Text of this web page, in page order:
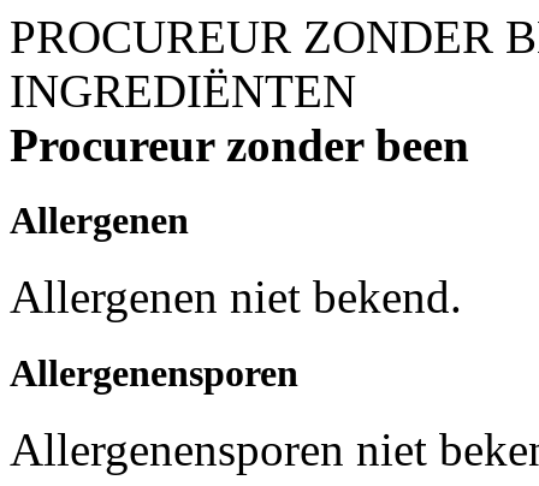
PROCUREUR ZONDER
INGREDIËNTEN
Procureur zonder been
Allergenen
Allergenen niet bekend.
Allergenensporen
Allergenensporen niet